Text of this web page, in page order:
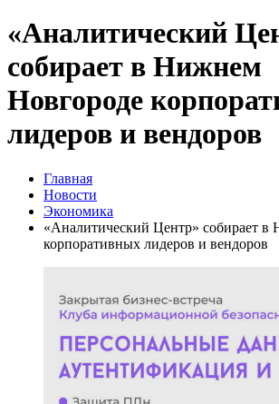
«Аналитический
собирает в Нижнем
Новгороде
лидеров и вендоров
Главная
Новости
Экономика
«Аналитический Центр» собирает
корпоративных лидеров и вендоров